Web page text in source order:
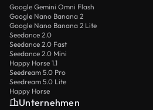
Google Gemini Omni Flash
Google Nano Banana 2
Google Nano Banana 2 Lite
Seedance 2.0
Seedance 2.0 Fast
Seedance 2.0 Mini
Happy Horse 1.1
Seedream 5.0 Pro
Seedream 5.0 Lite
Happy Horse
Unternehmen